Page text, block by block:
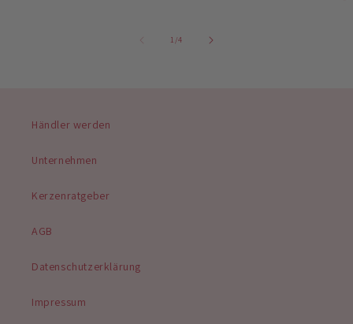
1 /von
4
Händler werden
Unternehmen
Kerzenratgeber
AGB
Datenschutzerklärung
Impressum